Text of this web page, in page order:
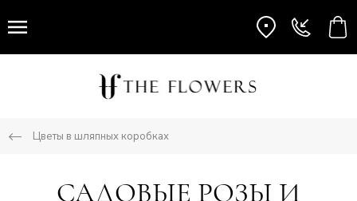
Цветы в шляпных коробках
САДОВЫЕ РОЗЫ И